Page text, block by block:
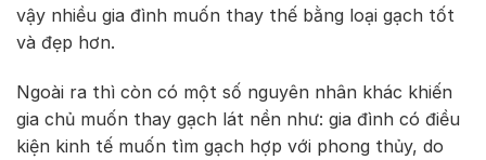
vậy nhiều gia đình muốn thay thế bằng loại gạch tốt
và đẹp hơn.
Ngoài ra thì còn có một số nguyên nhân khác khiến
gia chủ muốn thay gạch lát nền như: gia đình có điều
kiện kinh tế muốn tìm gạch hợp với phong thủy, do